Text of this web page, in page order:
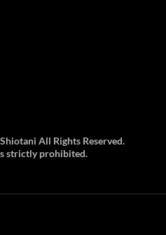
All Rights Reserved.
strictly prohibited.